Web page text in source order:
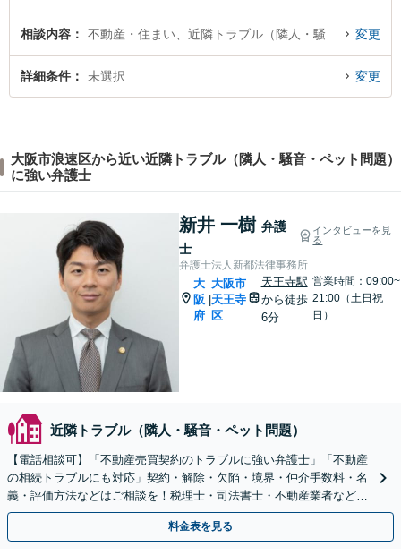
相談内容 変更
詳細条件 未選択 変更
大阪市浪速区から近い近隣トラブル（隣人・騒音・ペット問題）
に強い弁護士
新井 一樹 弁護
士
インタビューを見
る
弁護士法人新都法律事務所
大
阪
府
大阪市
天王寺
区
天王寺駅
から徒歩
6分
営業時間：09:00~
21:00（土日祝
日）
近隣トラブル（隣人・騒音・ペット問題）
【電話相談可】「不動産売買契約のトラブルに強い弁護士」「不動産
の相続トラブルにも対応」契約・解除・欠陥・境界・仲介手数料・名
義・評価方法などはご相談を！税理士・司法書士・不動産業者などと
連携対応◎【英語・韓国語対応】
料金表を見る